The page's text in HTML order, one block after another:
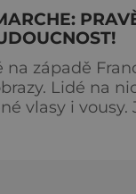
na západě
Lidé na
vlasy i vousy.
Jak je to